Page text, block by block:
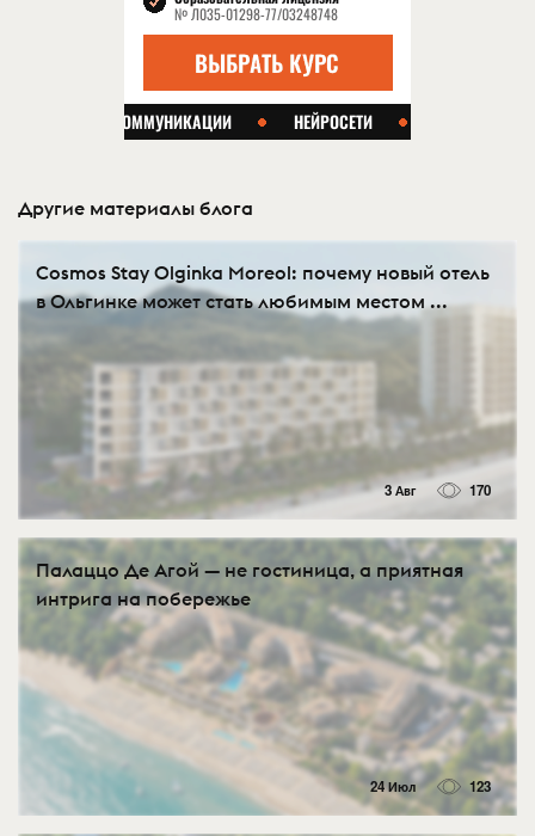
Другие материалы блога
Cosmos Stay Olginka Moreol: почему новый отель
в Ольгинке может стать любимым местом ...
3 Авг 170
Палаццо Де Агой — не гостиница, а приятная
интрига на побережье
24 Июл 123